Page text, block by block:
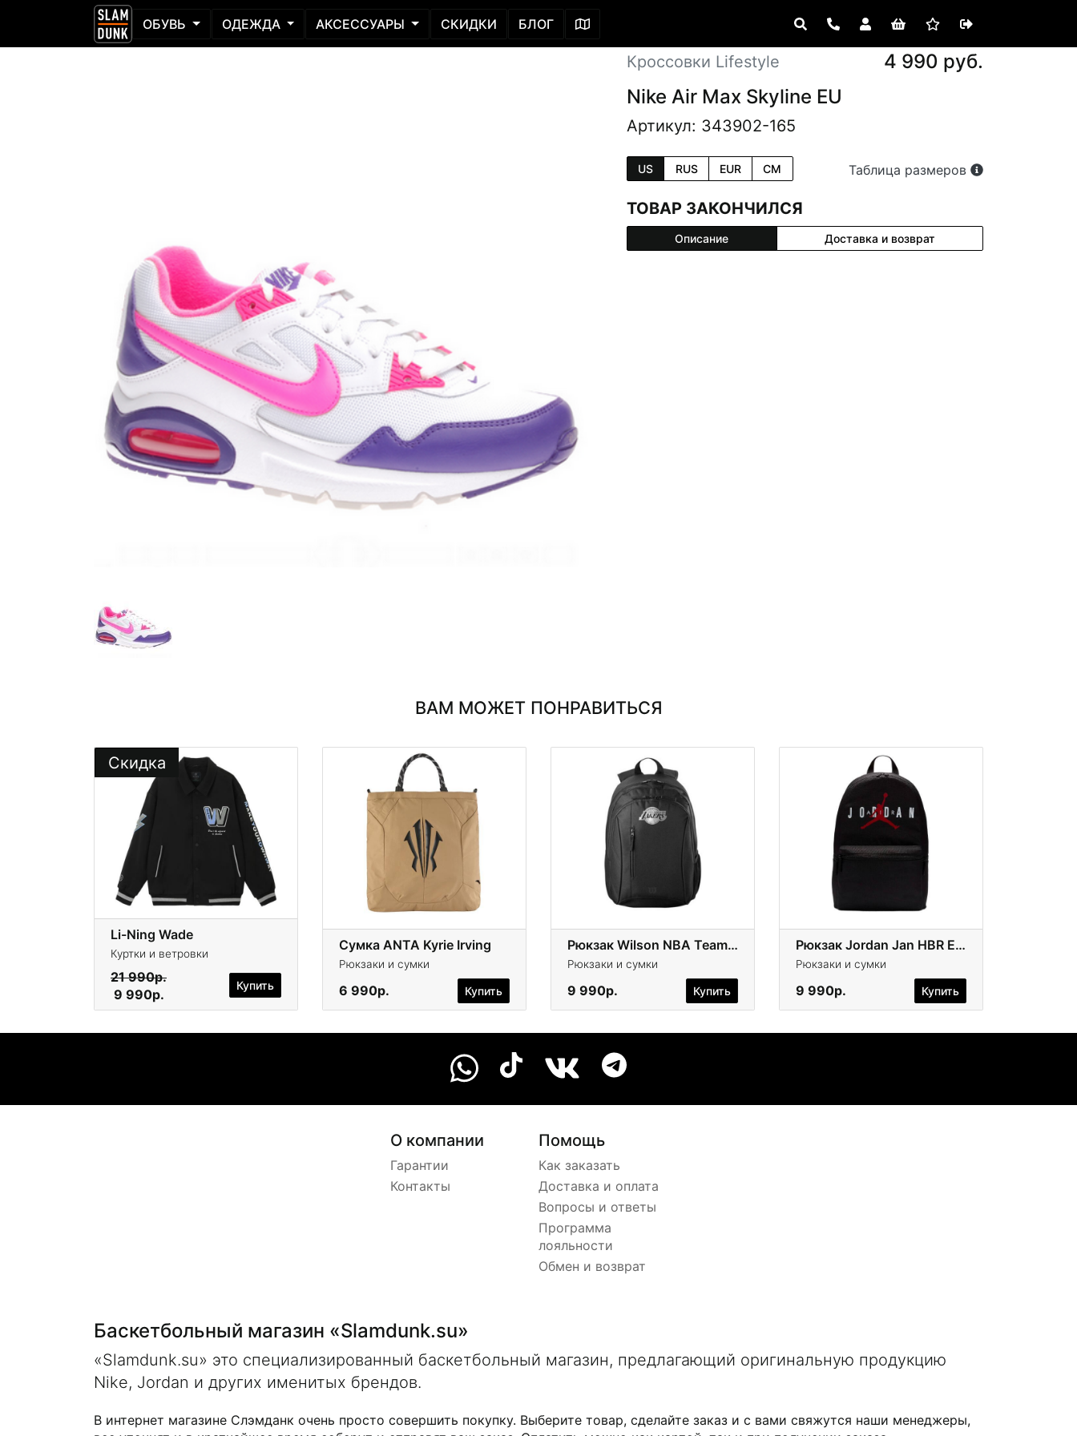
ОБУВЬ ОДЕЖДА АКСЕССУАРЫ СКИДКИ БЛОГ
Кроссовки Lifestyle
4 990 руб.
Nike Air Max Skyline EU
Артикул: 343902-165
US RUS EUR CM Таблица размеров
ТОВАР ЗАКОНЧИЛСЯ
Описание Доставка и возврат
ВАМ МОЖЕТ ПОНРАВИТЬСЯ
Скидка
Li-Ning Wade
Куртки и ветровки
21 990р.
9 990р.
Купить
Сумка ANTA Kyrie Irving
Рюкзаки и сумки
6 990р. Купить
Рюкзак Wilson NBA Team LA Lakers
Рюкзаки и сумки
9 990р. Купить
Рюкзак Jordan Jan HBR Eco
Рюкзаки и сумки
9 990р. Купить
О компании
Гарантии
Контакты
Помощь
Как заказать
Доставка и оплата
Вопросы и ответы
Программа
лояльности
Обмен и возврат
Баскетбольный магазин «Slamdunk.su»
«Slamdunk.su» это специализированный баскетбольный магазин, предлагающий оригинальную продукцию
Nike, Jordan и других именитых брендов.
В интернет магазине Слэмданк очень просто совершить покупку. Выберите товар, сделайте заказ и с вами свяжутся наши менеджеры,